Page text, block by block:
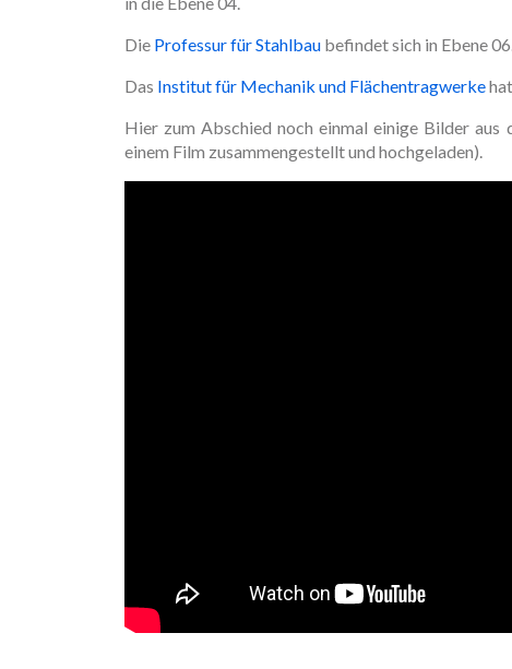
Die Professur für Stahlbau befindet sich in Ebene 06.
Das Institut für Mechanik und Flächentragwerke
Hier zum Abschied noch einmal einige Bilder
einem Film zusammengestellt und hochgeladen).